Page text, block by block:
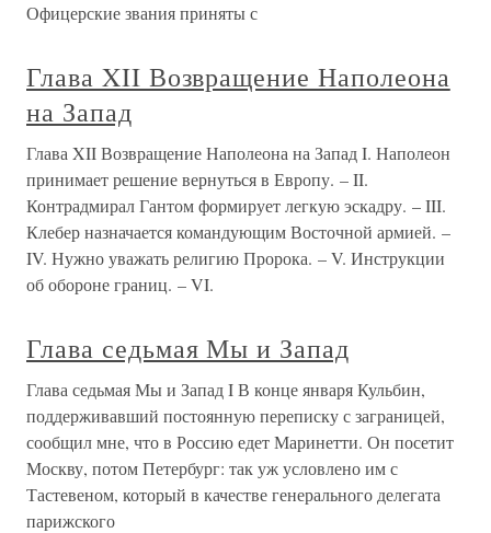
Офицерские звания приняты с
Глава XII Возвращение Наполеона
на Запад
Глава XII Возвращение Наполеона на Запад I. Наполеон
принимает решение вернуться в Европу. – II.
Контрадмирал Гантом формирует легкую эскадру. – III.
Клебер назначается командующим Восточной армией. –
IV. Нужно уважать религию Пророка. – V. Инструкции
об обороне границ. – VI.
Глава седьмая Мы и Запад
Глава седьмая Мы и Запад I В конце января Кульбин,
поддерживавший постоянную переписку с заграницей,
сообщил мне, что в Россию едет Маринетти. Он посетит
Москву, потом Петербург: так уж условлено им с
Тастевеном, который в качестве генерального делегата
парижского